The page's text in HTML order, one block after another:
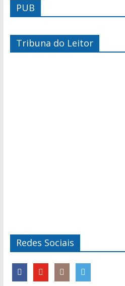
PUB
Tribuna do Leitor
Redes Sociais